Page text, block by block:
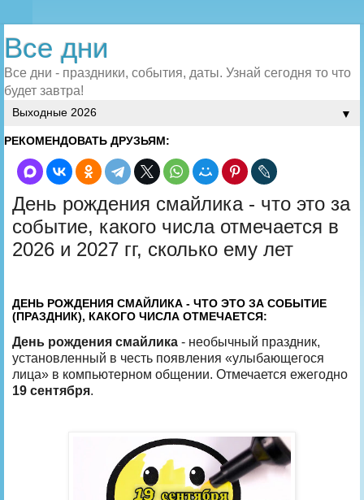
Все дни
Все дни - праздники, события, даты. Узнай сегодня то что
будет завтра!
▼
РЕКОМЕНДОВАТЬ ДРУЗЬЯМ:
День рождения смайлика - что это за
событие, какого числа отмечается в
2026 и 2027 гг, сколько ему лет
ДЕНЬ РОЖДЕНИЯ СМАЙЛИКА - ЧТО ЭТО ЗА СОБЫТИЕ
(ПРАЗДНИК), КАКОГО ЧИСЛА ОТМЕЧАЕТСЯ:
День рождения смайлика - необычный праздник,
установленный в честь появления «улыбающегося
лица» в компьютерном общении. Отмечается ежегодно
19 сентября.